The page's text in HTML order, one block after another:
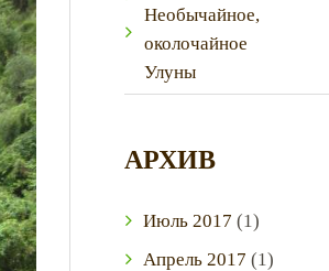
IMG_5061
Необычайное,
околочайное
Улуны
АРХИВ
Июль 2017 (1)
Апрель 2017 (1)